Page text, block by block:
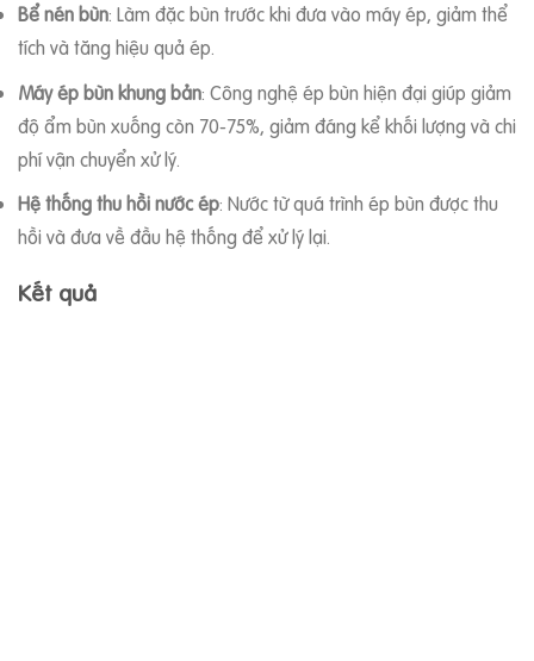
Bể nén bùn: Làm đặc bùn trước khi đưa vào máy ép, giảm thể
tích và tăng hiệu quả ép.
Máy ép bùn khung bản: Công nghệ ép bùn hiện đại giúp giảm
độ ẩm bùn xuống còn 70-75%, giảm đáng kể khối lượng và chi
phí vận chuyển xử lý.
Hệ thống thu hồi nước ép: Nước từ quá trình ép bùn được thu
hồi và đưa về đầu hệ thống để xử lý lại.
Kết quả